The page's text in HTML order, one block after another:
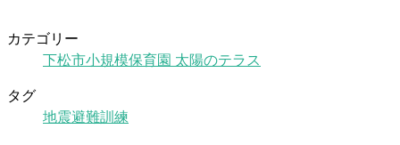
カテゴリー
下松市小規模保育園 太陽のテラス
タグ
地震避難訓練